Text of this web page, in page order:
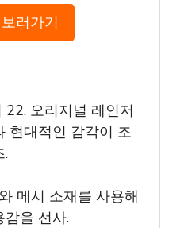
러가기
오리지널 레인저
현대적인 감각이 조
.
메시 소재를 사용해
감을 선사.